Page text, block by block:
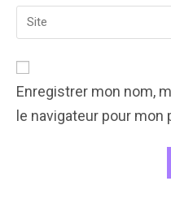
to
comment
address
to
(optional)
Enregistrer mon nom,
le navigateur pour